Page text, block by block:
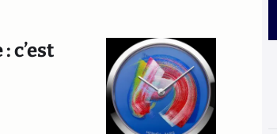
c’est